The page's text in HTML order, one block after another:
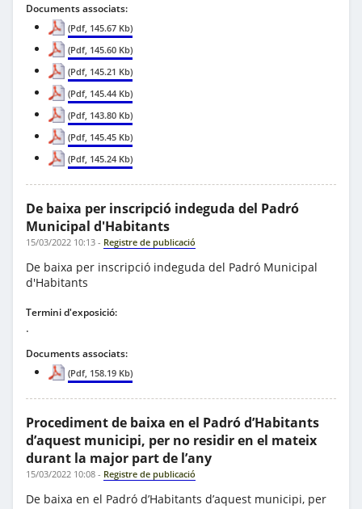
Documents associats:
(Pdf, 145.67 Kb)
(Pdf, 145.60 Kb)
(Pdf, 145.21 Kb)
(Pdf, 145.44 Kb)
(Pdf, 143.80 Kb)
(Pdf, 145.45 Kb)
(Pdf, 145.24 Kb)
De baixa per inscripció indeguda del Padró
Municipal d'Habitants
15/03/2022 10:13 - Registre de publicació
De baixa per inscripció indeguda del Padró Municipal
d'Habitants
Termini d'exposició:
.
Documents associats:
(Pdf, 158.19 Kb)
Procediment de baixa en el Padró d’Habitants
d’aquest municipi, per no residir en el mateix
durant la major part de l’any
15/03/2022 10:08 - Registre de publicació
De baixa en el Padró d’Habitants d’aquest municipi, per